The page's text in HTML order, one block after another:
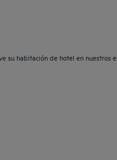
su habitación de hotel en